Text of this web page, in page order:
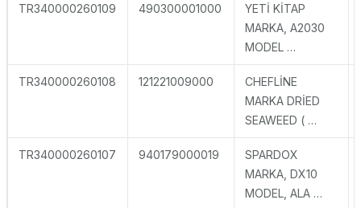
TR340000260109 490300001000
YETİ KİTAP
MARKA, A2030
MODEL …
TR340000260108 121221009000
CHEFLİNE
MARKA DRİED
SEAWEED ( …
TR340000260107 940179000019
SPARDOX
MARKA, DX10
MODEL, ALA …